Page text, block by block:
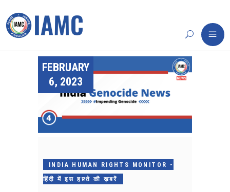
FEBRUARY
6, 2023
INDIA HUMAN RIGHTS MONITOR -
हिंदी में इस हफ़्ते की ख़बरें